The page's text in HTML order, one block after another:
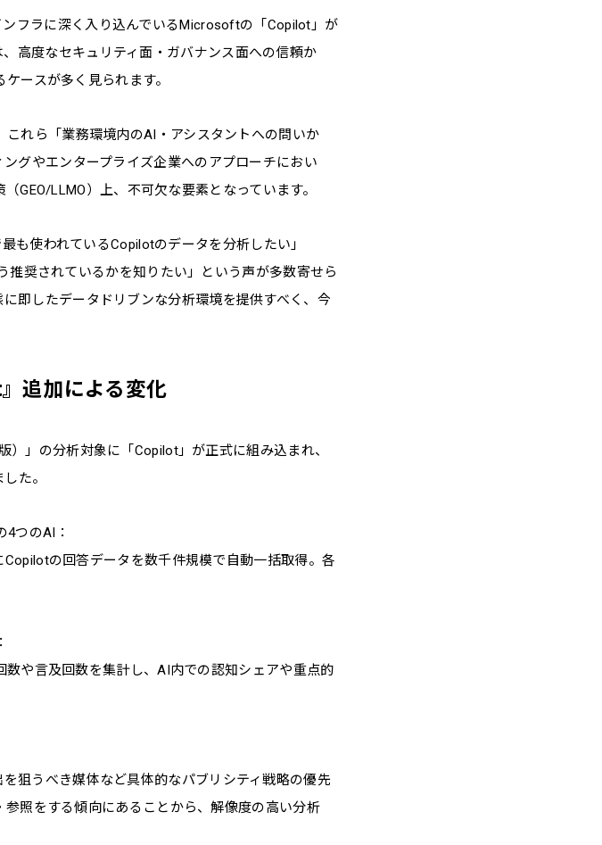
フラに深く入り込んでいるMicrosoftの「Copilot」が
高度なセキュリティ面・ガバナンス面への信頼か
ースが多く見られます。
れら「業務環境内のAI・アシスタントへの問いか
グやエンタープライズ企業へのアプローチにおい
GEO/LLMO）上、不可欠な要素となっています。
も使われているCopilotのデータを分析したい」
推奨されているかを知りたい」という声が多数寄せら
即したデータドリブンな分析環境を提供すべく、今
追加による変化
」の分析対象に「Copilot」が正式に組み込まれ、
た。
つのAI：
の回答データを数千件規模で自動一括取得。各
や言及回数を集計し、AI内での認知シェアや重点的
狙うべき媒体など具体的なパブリシティ戦略の優先
照をする傾向にあることから、解像度の高い分析